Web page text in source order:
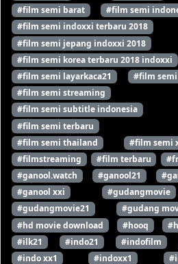
#film semi barat
#film semi
#film semi indoxxi terbaru 2018
#film semi jepang indoxxi 2018
#film semi korea terbaru 2018 indoxxi
#film semi layarkaca21
#film semi
#film semi streaming
#film semi subtitle indonesia
#film semi terbaru
#film semi thailand
#film semi
#filmstreaming
#film terbaru
#ganool.watch
#ganool21
#ganool xxi
#gudangmovie
#gudangmovie21
#gudang
#hd movie download
#hooq
#ilk21
#indo21 #indofilm
#indo xx1
#indoxx1